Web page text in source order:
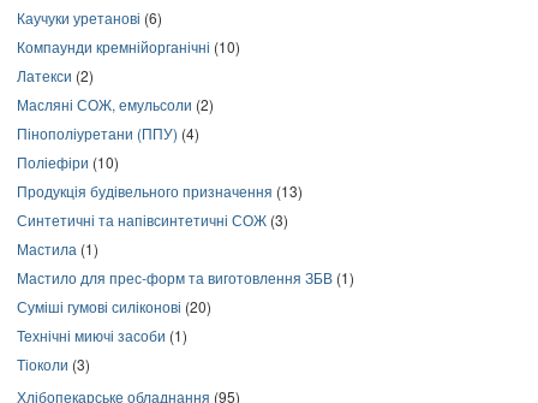
Каучуки уретанові (6)
Компаунди кремнійорганічні (10)
Латекси (2)
Масляні СОЖ, емульсоли (2)
Пінополіуретани (ППУ) (4)
Поліефіри (10)
Продукція будівельного призначення (13)
Синтетичні та напівсинтетичні СОЖ (3)
Мастила (1)
Мастило для прес-форм та виготовлення ЗБВ (1)
Суміші гумові силіконові (20)
Технічні миючі засоби (1)
Тіоколи (3)
Хлібопекарське обладнання (95)